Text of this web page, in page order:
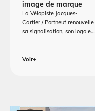
image de marque
La Vélopiste Jacques-
Cartier / Portneuf renouvelle
sa signalisation, son logo e…
Voir+